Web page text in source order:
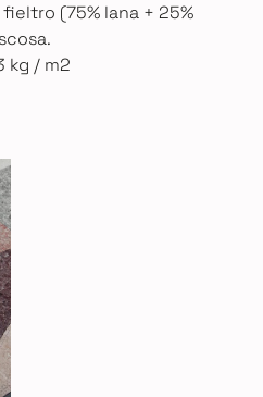
(75% lana + 25%
kg / m2